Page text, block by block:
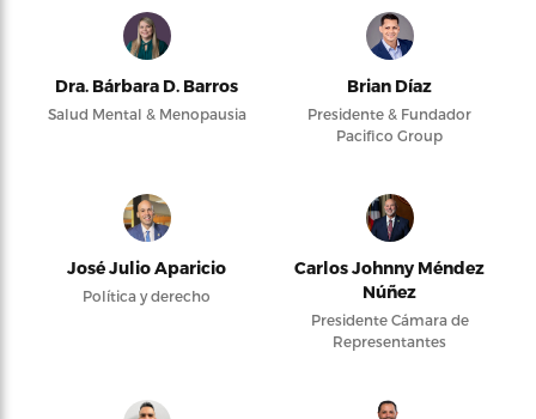
Dra. Bárbara D. Barros
Salud Mental & Menopausia
Brian Díaz
Presidente & Fundador
Pacifico Group
José Julio Aparicio
Política y derecho
Carlos Johnny Méndez
Núñez
Presidente Cámara de
Representantes